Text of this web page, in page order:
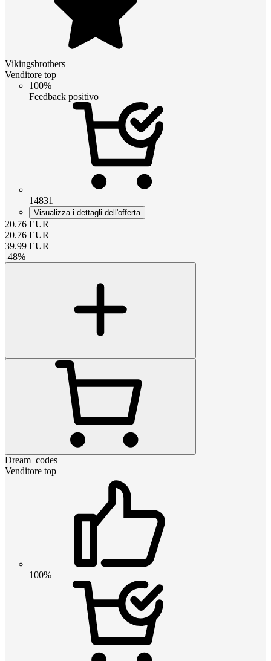
Vikingsbrothers
Venditore top
100%
Feedback positivo
14831
Visualizza i dettagli dell'offerta
20.76 EUR
20.76 EUR
39.99 EUR
-48%
Dream_codes
Venditore top
100%